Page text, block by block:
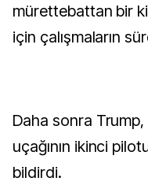
mürettebattan bir
için çalışmaların
Daha sonra
uçağının ikinci
bildirdi.